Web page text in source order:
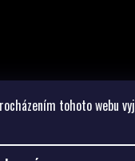
tohoto webu